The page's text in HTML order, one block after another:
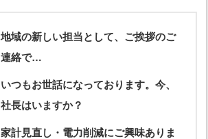
地域の新しい担当として、ご挨拶のご
連絡で…
いつもお世話になっております。今、
社長はいますか？
家計見直し・電力削減にご興味ありま